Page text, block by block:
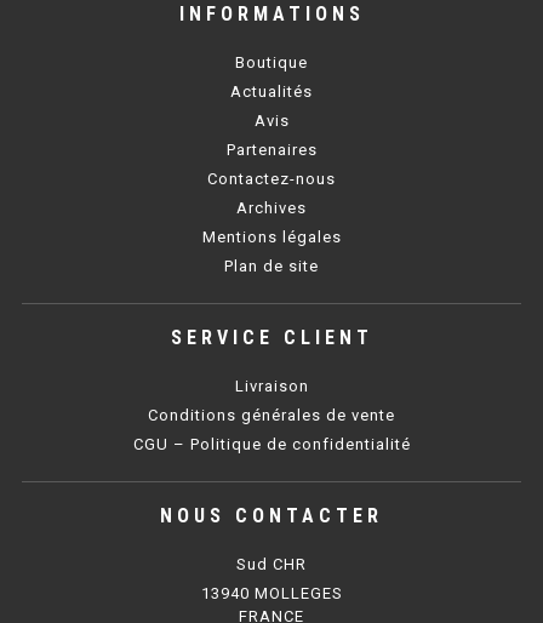
CUISINIÈRE SÉRIE UOC
CUISINIÈRE 700 GAZ
CUISINIÈRE 900 GAZ
CUISINIÈRE 700 ÉLECTRIQUE
CUISINIÈRE 900 ÉLECTRIQUE
BAIN MARIE SÉRIE UOC
BAIN MARIE 600 ÉLECTRIQUE
INFORMATIONS
Boutique
Actualités
Avis
Partenaires
Contactez-nous
Archives
Mentions légales
Plan de site
SERVICE CLIENT
Livraison
Conditions générales de vente
CGU – Politique de confidentialité
NOUS CONTACTER
Sud CHR
13940 MOLLEGES
FRANCE